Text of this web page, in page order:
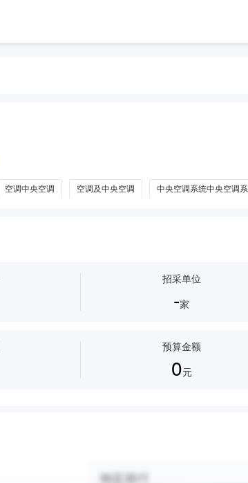
空调中央空调 空调及中央空调 中央空调系统中央空调系
招采单位
-家
预算金额
0元